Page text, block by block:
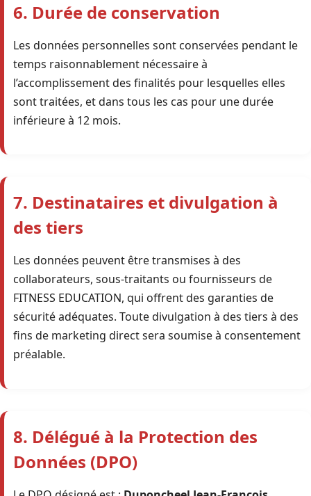
6. Durée de conservation
Les données personnelles sont conservées pendant le
temps raisonnablement nécessaire à
l’accomplissement des finalités pour lesquelles elles
sont traitées, et dans tous les cas pour une durée
inférieure à 12 mois.
7. Destinataires et divulgation à
des tiers
Les données peuvent être transmises à des
collaborateurs, sous-traitants ou fournisseurs de
FITNESS EDUCATION, qui offrent des garanties de
sécurité adéquates. Toute divulgation à des tiers à des
fins de marketing direct sera soumise à consentement
préalable.
8. Délégué à la Protection des
Données (DPO)